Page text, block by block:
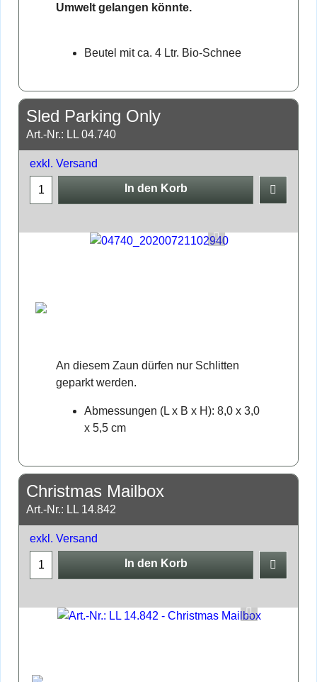
Umwelt gelangen könnte.
Beutel mit ca. 4 Ltr. Bio-Schnee
Sled Parking Only
Art.-Nr.: LL 04.740
exkl. Versand
In den Korb
An diesem Zaun dürfen nur Schlitten
geparkt werden.
Abmessungen (L x B x H): 8,0 x 3,0
x 5,5 cm
Christmas Mailbox
Art.-Nr.: LL 14.842
exkl. Versand
In den Korb